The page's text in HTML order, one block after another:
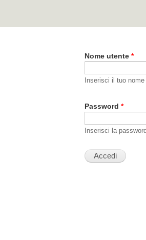
Nome utente *
Inserisci il tuo
Password *
Inserisci la